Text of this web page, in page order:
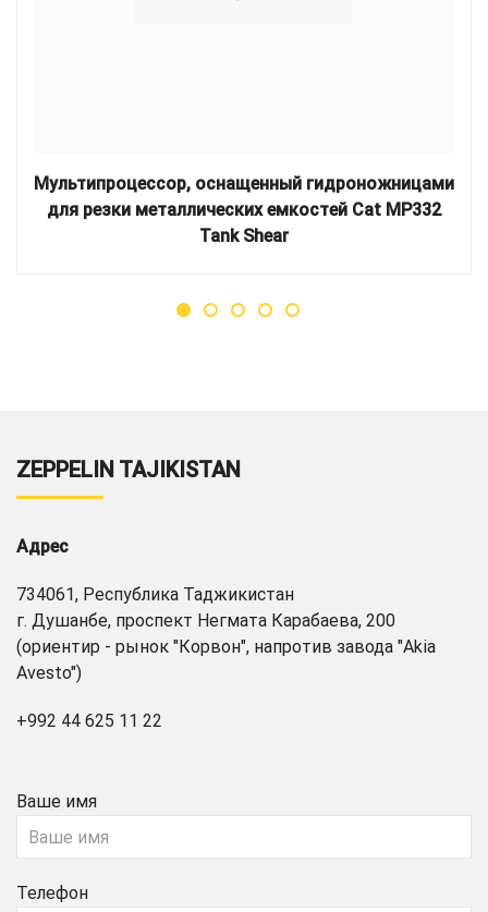
Мультипроцессор, оснащенный гидроножницами
для резки металлических емкостей Cat MP332
Tank Shear
ZEPPELIN TAJIKISTAN
Адрес
734061, Республика Таджикистан
г. Душанбе, проспект Негмата Карабаева, 200
(ориентир - рынок "Корвон", напротив завода "Akia
Avesto")
+992 44 625 11 22
Ваше имя
Телефон